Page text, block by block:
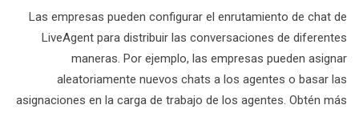
Las empresas pueden configurar el enrutamiento de chat de
LiveAgent para distribuir las conversaciones de diferentes
maneras. Por ejemplo, las empresas pueden asignar
aleatoriamente nuevos chats a los agentes o basar las
asignaciones en la carga de trabajo de los agentes. Obtén más